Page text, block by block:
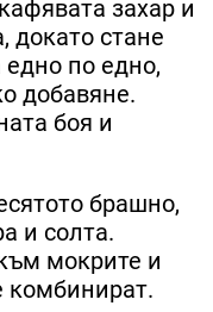
захар и
докато стане
едно по едно,
добавяне.
боя и
брашно,
и солта.
мокрите и
комбинират.